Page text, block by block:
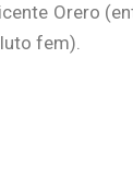
Orero
fem).